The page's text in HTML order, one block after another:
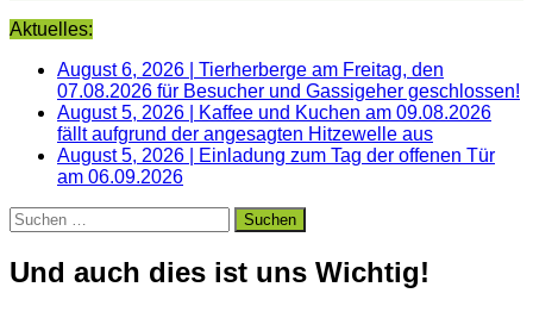
Aktuelles:
August 6, 2026
Tierherberge am Freitag, den
07.08.2026 für Besucher und Gassigeher geschlossen!
August 5, 2026
Kaffee und Kuchen am 09.08.2026
fällt aufgrund der angesagten Hitzewelle aus
August 5, 2026
Einladung zum Tag der offenen Tür
am 06.09.2026
Suchen
nach:
Und auch dies ist uns Wichtig!